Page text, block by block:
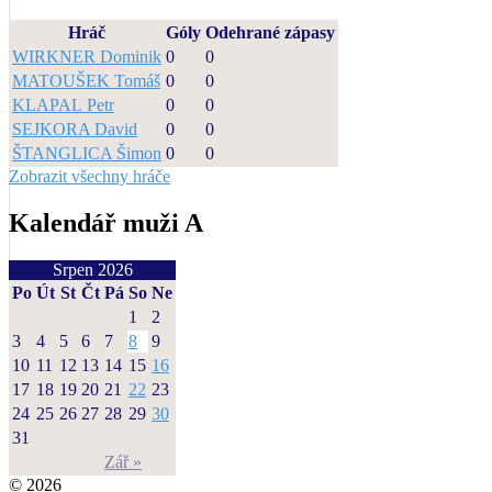
Hráč Góly Odehrané zápasy
WIRKNER Dominik 0
0
MATOUŠEK Tomáš 0
0
KLAPAL Petr
0
0
SEJKORA David
0
0
ŠTANGLICA Šimon 0
0
Zobrazit všechny hráče
Kalendář muži A
Srpen 2026
Po Út St Čt Pá So Ne
Zář »
1
2
3
4 5 6 7 8
9
10 11 12 13 14 15 16
17 18 19 20 21 22 23
24 25 26 27 28 29 30
31
© 2026